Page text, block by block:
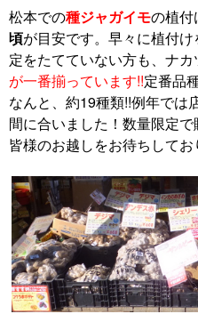
松本での種ジャガイモの植付
頃が目安です。早々に植付
定をたてていない方も、ナ
が一番揃っています!!定番品
なんと、約19種類!!例年では
間に合いました！数量限定
皆様のお越しをお待ちしてお